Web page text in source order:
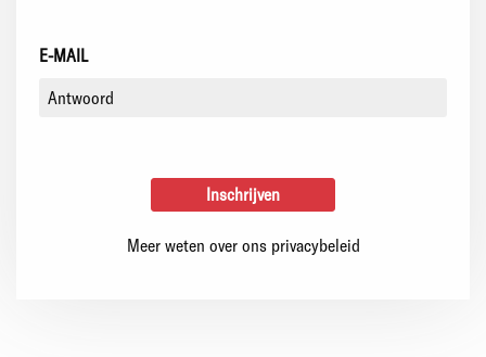
E-MAIL
Meer weten over ons privacybeleid